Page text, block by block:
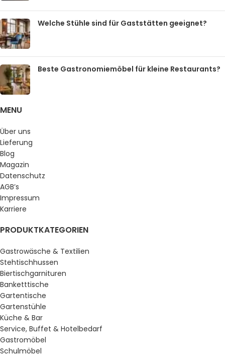
Welche Stühle sind für Gaststätten geeignet?
Beste Gastronomiemöbel für kleine Restaurants?
MENU
Über uns
Lieferung
Blog
Magazin
Datenschutz
AGB’s
Impressum
Karriere
PRODUKTKATEGORIEN
Gastrowäsche & Textilien
Stehtischhussen
Biertischgarnituren
Banketttische
Gartentische
Gartenstühle
Küche & Bar
Service, Buffet & Hotelbedarf
Gastromöbel
Schulmöbel